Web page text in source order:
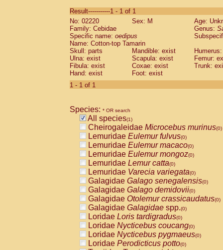
CebidaeSaguinus labiatus(0)
Cebidae Saguinus leucopus (0)
Cebidae
CebidaeSaguinus mystax
Cebidae Saguinus nigricollis (0)
Cebidae Saguinus oedipus
Cebidae Saguinus weddelli
Cebidae Saguinusspp.
Cebidae
CebidaeCebus capucinus
CebidaeCebus nigrivittatus
CebidaeCebus spp.(0)
CebidaeSaimiri boliviensis(0)
CebidaeSaimiri sciureus(0)
AtelidaeAlouatta caraya(0)
AtelidaeAlouatta fusca(0)
AtelidaeAlouatta seniculus(0)
AtelidaeAlouattaspp.(0)
AtelidaeAteles belzebuth(0)
AtelidaeAteles geoffroyi(0)
AtelidaeAteles paniscus(0)
AtelidaeAtelesspp.(0)
AtelidaeLagothrix lagothricha(0)
AtelidaeLagothrix lagothricha cana
PitheciidaeCacajao calvus
Result-----------1 - 1 of 1
No: 02220
Sex: M
Age:
Family: Cebidae
Genus:
Specific name: oedipus
Name: Cotton-top Tamarin
Skull: parts
Mandible: exist
Ulna: exist
Scapula: exist
Femur:
Fibula: exist
Coxae: exist
Trunk:
Hand: exist
Foot: exist
1 - 1 of 1
Species: * OR search
All species(1)
Cheirogaleidae Microcebus murinus(0)
Lemuridae Eulemur fulvus(0)
Lemuridae Eulemur macaco(0)
Lemuridae Eulemur mongoz(0)
Lemuridae Lemur catta(0)
Lemuridae Varecia variegata(0)
Galagidae Galago senegalensis(0)
Galagidae Galago demidovii(0)
Galagidae Otolemur crassicaudatus(0)
Galagidae Galagidae spp.(0)
Loridae Loris tardigradus(0)
Loridae Nycticebus coucang(0)
Loridae Nycticebus pygmaeus(0)
Loridae Perodicticus potto(0)